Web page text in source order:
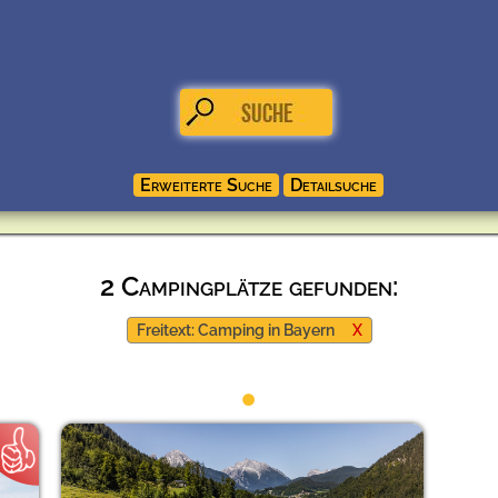
2 Campingplätze gefunden:
Freitext: Camping in Bayern X